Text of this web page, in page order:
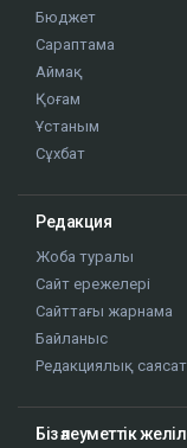
Бюджет
Сараптама
Аймақ
Қоғам
Ұстаным
Сұхбат
Редакция
Жоба туралы
Сайт ережелері
Сайттағы жарнама
Байланыс
Редакциялық саясат
Біз әлеуметтік